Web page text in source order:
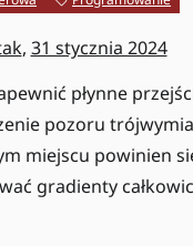
, 31 stycznia 2024
płynne
pozoru
miejscu powinien
gradienty